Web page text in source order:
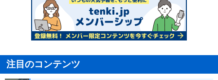
注目のコンテンツ